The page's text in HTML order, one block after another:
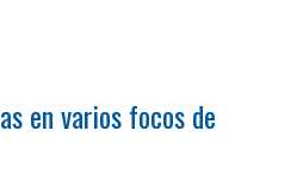
en varios focos de